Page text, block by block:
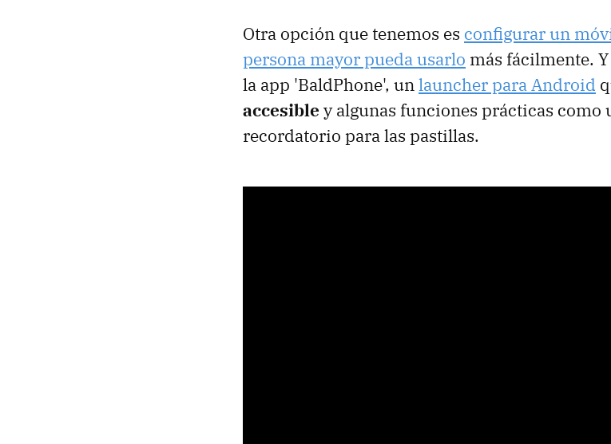
Otra opción que tenemos es configurar un
persona mayor pueda usarlo más fácilmente.
la app 'BaldPhone', unlauncher para Android
accesible y algunas funciones prácticas como
recordatorio para las pastillas.